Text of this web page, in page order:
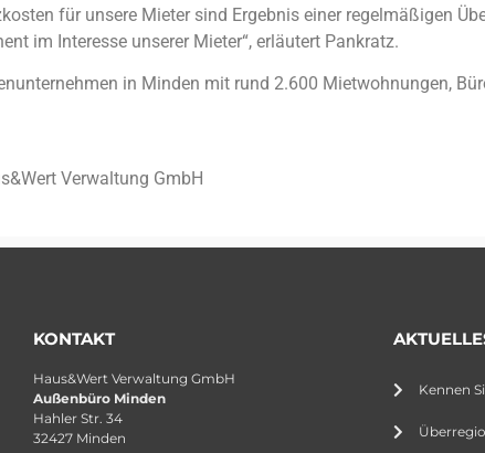
für unsere Mieter sind Ergebnis einer regelmäßigen
im Interesse unserer Mieter“, erläutert Pankratz.
in Minden mit rund 2.600 Mietwohnungen,
Verwaltung GmbH
KONTAKT
Haus&Wert Verwaltung GmbH
Außenbüro Minden
Hahler Str. 34
32427 Minden
Kennen